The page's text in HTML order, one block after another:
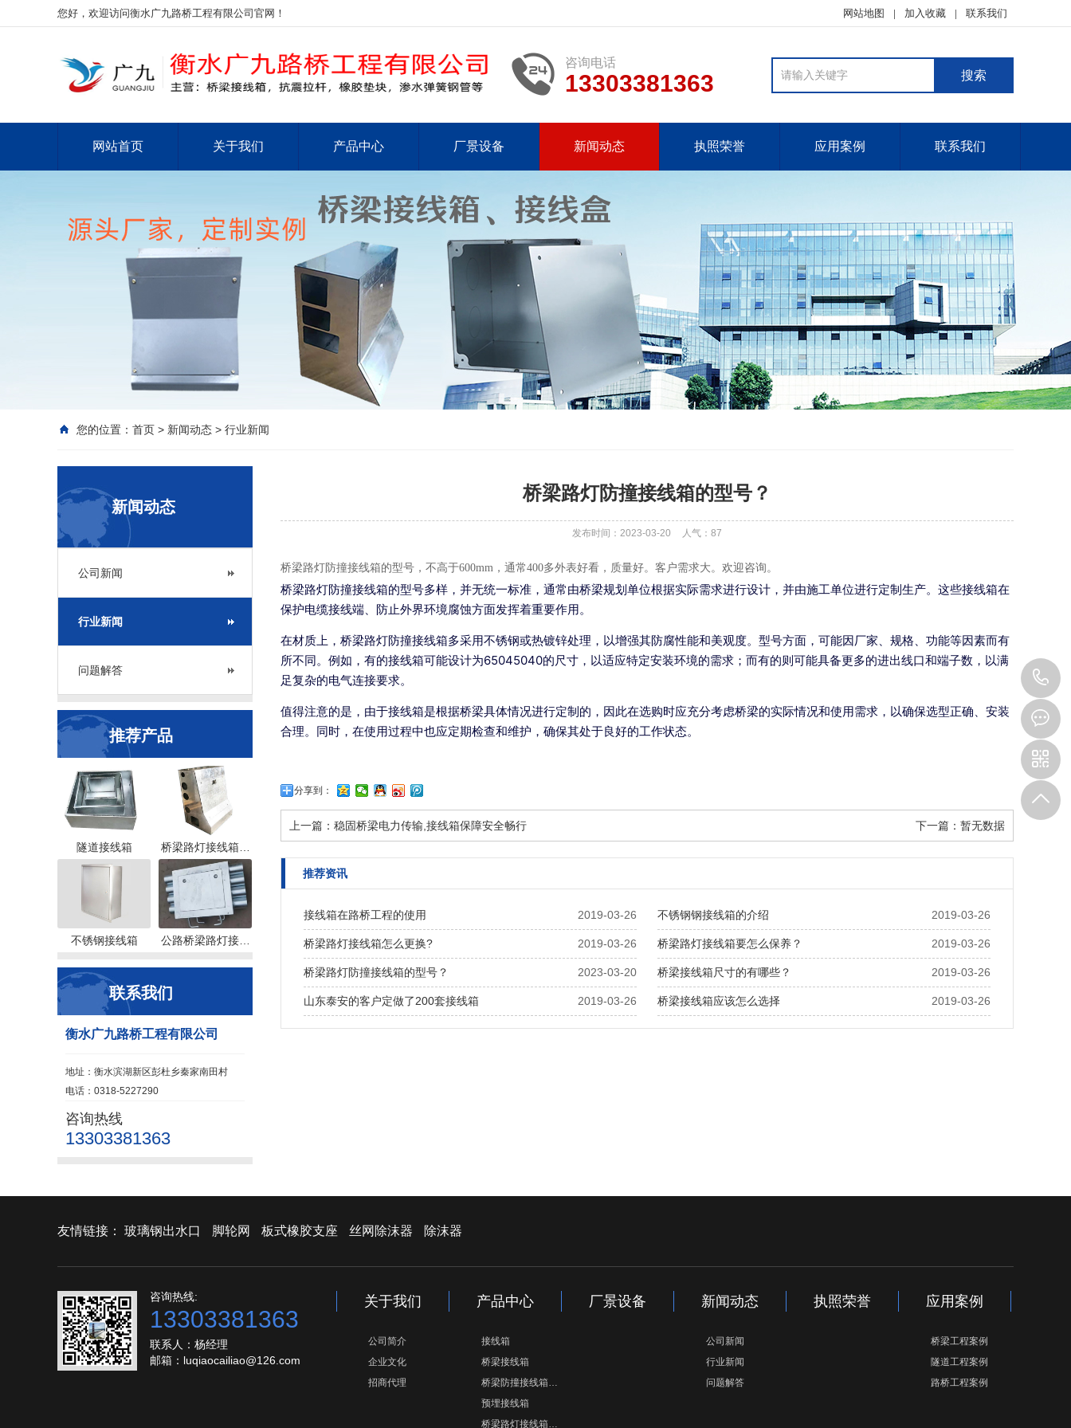
您好，欢迎访问衡水广九路桥工程有限公司官网！ 网站地图 加入收藏 联系我们
咨询电话
13303381363
网站首页 关于我们 产品中心 厂景设备 新闻动态 执照荣誉 应用案例 联系我们
您的位置： 首页 > 新闻动态 > 行业新闻
新闻动态
公司新闻
行业新闻
问题解答
推荐产品
隧道接线箱 桥梁路灯接线箱…
不锈钢接线箱 公路桥梁路灯接…
联系我们
衡水广九路桥工程有限公司
地址：衡水滨湖新区彭杜乡秦家南田村
电话：0318-5227290
咨询热线
13303381363
桥梁路灯防撞接线箱的型号？
发布时间：2023-03-20 人气： 87
桥梁路灯防撞接线箱的型号，不高于600mm，通常400多外表好看，质量好。客户需求大。欢迎咨询。
桥梁路灯防撞接线箱的型号多样，并无统一标准，通常由桥梁规划单位根据实际需求进行设计，并由施工单位进行定制生产。这些接线箱在
保护电缆接线端、防止外界环境腐蚀方面发挥着重要作用。
在材质上，桥梁路灯防撞接线箱多采用不锈钢或热镀锌处理，以增强其防腐性能和美观度。型号方面，可能因厂家、规格、功能等因素而有
所不同。例如，有的接线箱可能设计为65045040的尺寸，以适应特定安装环境的需求；而有的则可能具备更多的进出线口和端子数，以满
足复杂的电气连接要求。
值得注意的是，由于接线箱是根据桥梁具体情况进行定制的，因此在选购时应充分考虑桥梁的实际情况和使用需求，以确保选型正确、安装
合理。同时，在使用过程中也应定期检查和维护，确保其处于良好的工作状态。
分享到：
上一篇： 稳固桥梁电力传输,接线箱保障安全畅行 下一篇： 暂无数据
推荐资讯
2019-03-26
接线箱在路桥工程的使用 2019-03-26
不锈钢钢接线箱的介绍
2019-03-26
桥梁路灯接线箱怎么更换? 2019-03-26
桥梁路灯接线箱要怎么保养？
2023-03-20
桥梁路灯防撞接线箱的型号？ 2019-03-26
桥梁接线箱尺寸的有哪些？
2019-03-26
山东泰安的客户定做了200套接线箱 2019-03-26
桥梁接线箱应该怎么选择
友情链接： 玻璃钢出水口 脚轮网 板式橡胶支座 丝网除沫器 除沫器
咨询热线:
13303381363
联系人：杨经理
邮箱：luqiaocailiao@126.com
关于我们
公司简介
企业文化
招商代理
产品中心
接线箱
桥梁接线箱
桥梁防撞接线箱…
预埋接线箱
桥梁路灯接线箱…
厂景设备 新闻动态
公司新闻
行业新闻
问题解答
执照荣誉 应用案例
桥梁工程案例
隧道工程案例
路桥工程案例